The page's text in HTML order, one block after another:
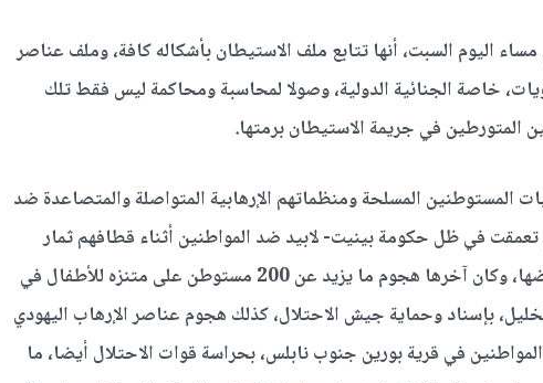
اليوم السبت، أنها تتابع ملف الاستيطان بأشكاله كافة، وملف عناصر
خاصة الجنائية الدولية، وصولا لمحاسبة ومحاكمة ليس فقط تلك
المتورطين في جريمة الاستيطان برمتها.
المستوطنين المسلحة ومنظماتهم الإرهابية المتواصلة والمتصاعدة ضد
تعمقت في ظل حكومة بينيت- لابيد ضد المواطنين أثناء قطافهم ثمار
الزيتون في طول الضفة الغربية وعرضها، وكان آخرها هجوم ما يزيد عن 200 مستوطن على متنزه للأطفال في
بإسناد وحماية جيش الاحتلال، كذلك هجوم عناصر الإرهاب اليهودي
في قرية بورين جنوب نابلس، بحراسة قوات الاحتلال أيضا، ما